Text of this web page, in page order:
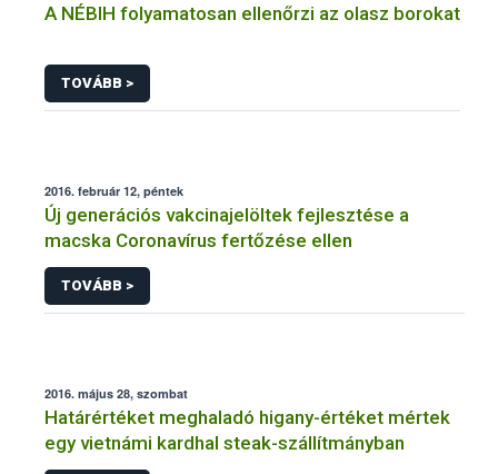
A NÉBIH folyamatosan ellenőrzi az olasz borokat
TOVÁBB >
2016. február 12, péntek
Új generációs vakcinajelöltek fejlesztése a
macska Coronavírus fertőzése ellen
TOVÁBB >
2016. május 28, szombat
Határértéket meghaladó higany-értéket mértek
egy vietnámi kardhal steak-szállítmányban